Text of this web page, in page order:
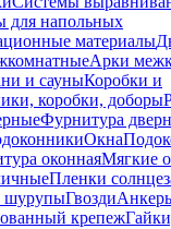
для напольных
материалы
Арки
и сауныКоробки и
коробки, доборы
Фурнитура
Окна
оконнаяМягкие
Пленки
шурупыГвозди
крепеж